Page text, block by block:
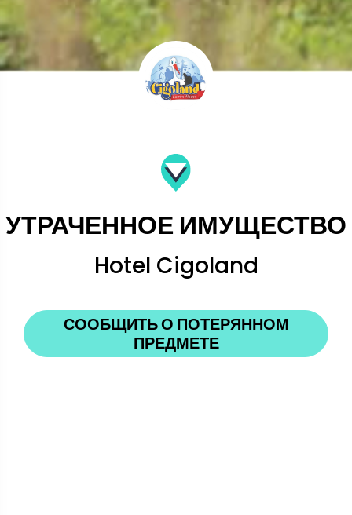
УТРАЧЕННОЕ ИМУЩЕСТВО
Hotel Cigoland
СООБЩИТЬ О ПОТЕРЯННОМ
ПРЕДМЕТЕ